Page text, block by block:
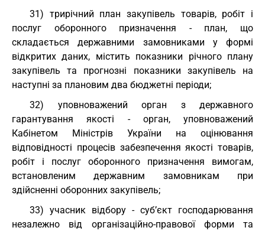
31) трирічний план закупівель товарів, робіт і
послуг оборонного призначення - план, що
складається державними замовниками у формі
відкритих даних, містить показники річного плану
закупівель та прогнозні показники закупівель на
наступні за плановим два бюджетні періоди;
32) уповноважений орган з державного
гарантування якості - орган, уповноважений
Кабінетом Міністрів України на оцінювання
відповідності процесів забезпечення якості товарів,
робіт і послуг оборонного призначення вимогам,
встановленим державним замовникам при
здійсненні оборонних закупівель;
33) учасник відбору - суб’єкт господарювання
незалежно від організаційно-правової форми та